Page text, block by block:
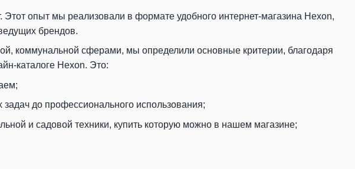
опыт мы реализовали в формате удобного интернет-магазина Hexon,
брендов.
коммунальной сферами, мы определили основные критерии, благодаря
каталоге Hexon. Это:
до профессионального использования;
и садовой техники, купить которую можно в нашем магазине;